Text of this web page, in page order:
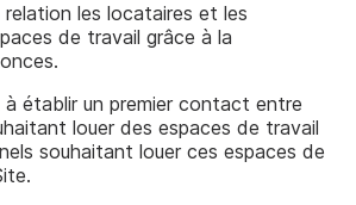
les locataires et les
de travail grâce à la
établir un premier contact entre
louer des espaces de travail
souhaitant louer ces espaces de